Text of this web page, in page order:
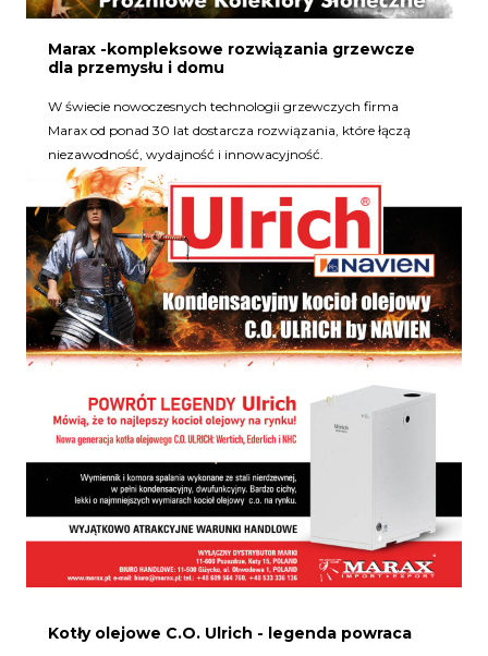
Marax -kompleksowe rozwiązania grzewcze
dla przemysłu i domu
W świecie nowoczesnych technologii grzewczych firma
Marax od ponad 30 lat dostarcza rozwiązania, które łączą
niezawodność, wydajność i innowacyjność.
Kotły olejowe C.O. Ulrich - legenda powraca